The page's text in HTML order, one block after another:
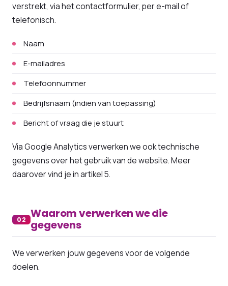
verstrekt, via het contactformulier, per e-mail of
telefonisch.
Naam
E-mailadres
Telefoonnummer
Bedrijfsnaam (indien van toepassing)
Bericht of vraag die je stuurt
Via Google Analytics verwerken we ook technische
gegevens over het gebruik van de website. Meer
daarover vind je in artikel 5.
02
Waarom verwerken we die
gegevens
We verwerken jouw gegevens voor de volgende
doelen.